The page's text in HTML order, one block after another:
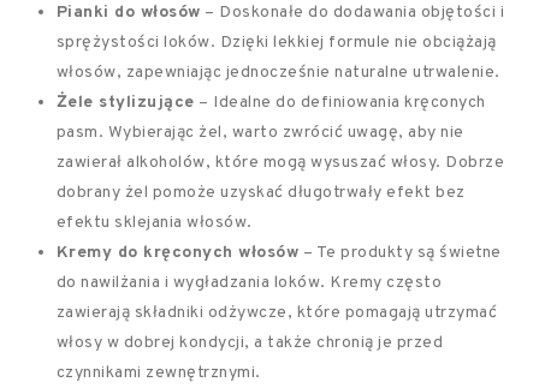
Pianki do włosów – Doskonałe do dodawania objętości i
sprężystości loków. Dzięki lekkiej formule nie obciążają
włosów, zapewniając jednocześnie naturalne utrwalenie.
Żele stylizujące – Idealne do definiowania kręconych
pasm. Wybierając żel, warto zwrócić uwagę, aby nie
zawierał alkoholów, które mogą wysuszać włosy. Dobrze
dobrany żel pomoże uzyskać długotrwały efekt bez
efektu sklejania włosów.
Kremy do kręconych włosów – Te produkty są świetne
do nawilżania i wygładzania loków. Kremy często
zawierają składniki odżywcze, które pomagają utrzymać
włosy w dobrej kondycji, a także chronią je przed
czynnikami zewnętrznymi.